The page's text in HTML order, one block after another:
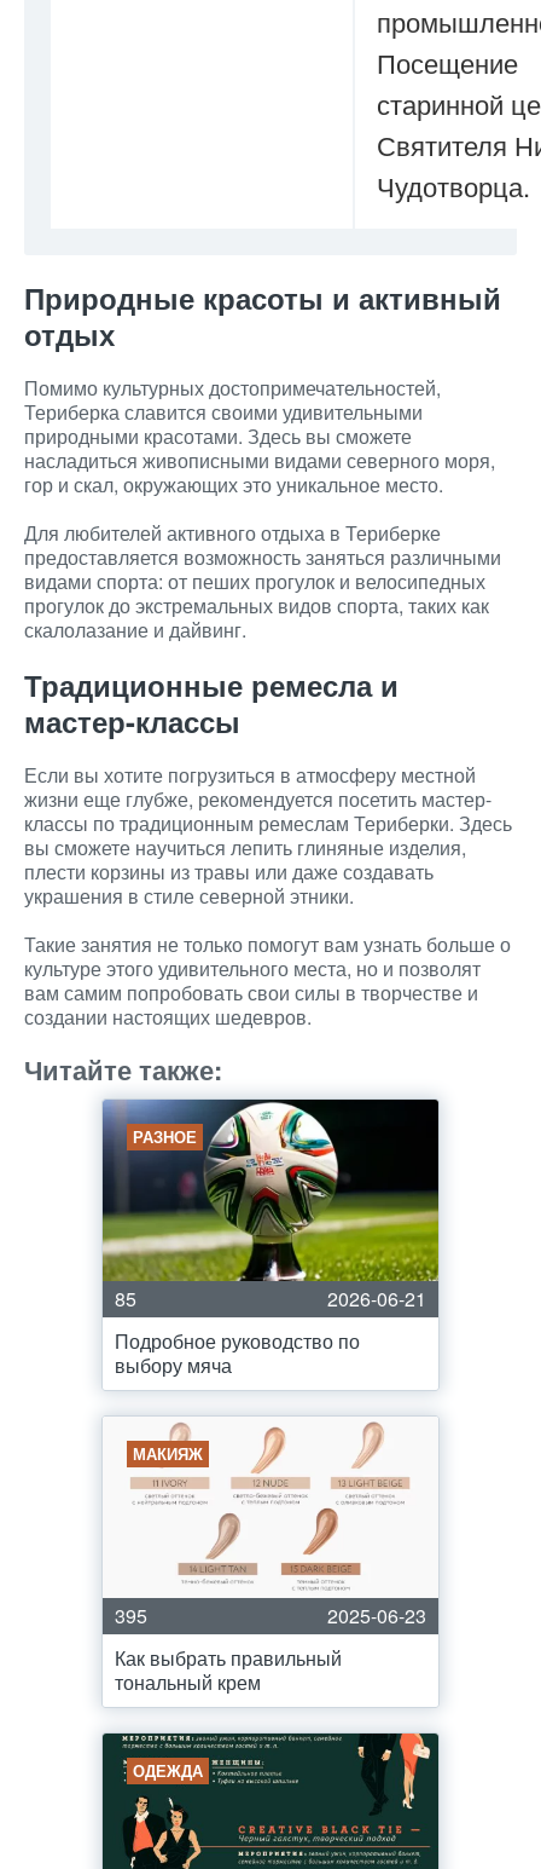
Посещение
старинной
Святителя
Чудотворца.
Природные красоты и активный
отдых
Помимо культурных достопримечательностей,
Териберка славится своими удивительными
природными красотами. Здесь вы сможете
насладиться живописными видами северного моря,
гор и скал, окружающих это уникальное место.
Для любителей активного отдыха в Териберке
предоставляется возможность заняться различными
видами спорта: от пеших прогулок и велосипедных
прогулок до экстремальных видов спорта, таких как
скалолазание и дайвинг.
Традиционные ремесла и
мастер-классы
Если вы хотите погрузиться в атмосферу местной
жизни еще глубже, рекомендуется посетить мастер-
классы по традиционным ремеслам Териберки. Здесь
вы сможете научиться лепить глиняные изделия,
плести корзины из травы или даже создавать
украшения в стиле северной этники.
Такие занятия не только помогут вам узнать больше о
культуре этого удивительного места, но и позволят
вам самим попробовать свои силы в творчестве и
создании настоящих шедевров.
Читайте также:
РАЗНОЕ
85
2026-06-21
Подробное руководство по
выбору мяча
МАКИЯЖ
395
2025-06-23
Как выбрать правильный
тональный крем
ОДЕЖДА